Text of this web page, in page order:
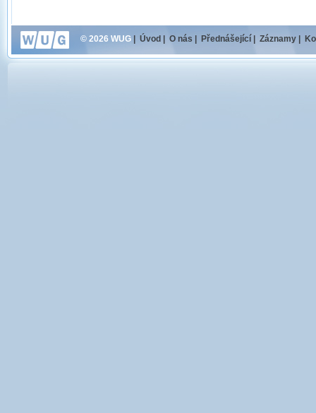
© 2026 WUG Úvod O nás Přednášející Záznamy